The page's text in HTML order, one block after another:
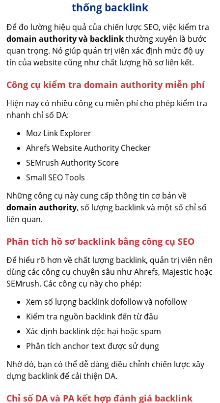
thống backlink
Để đo lường hiệu quả của chiến lược SEO, việc kiểm tra
domain authority và backlinkthường xuyên là bước
quan trọng. Nó giúp quản trị viên xác định mức độ uy
tín của website cũng như chất lượng hồ sơ liên kết.
Công cụ kiểm tra domain authority miễn phí
Hiện nay có nhiều công cụ miễn phí cho phép kiểm tra
nhanh chỉ số DA:
Moz Link Explorer
Ahrefs Website Authority Checker
SEMrush Authority Score
Small SEO Tools
Những công cụ này cung cấp thông tin cơ bản về
domain authority, số lượng backlink và một số chỉ số
liên quan.
Phân tích hồ sơ backlink bằng công cụ SEO
Để hiểu rõ hơn về chất lượng backlink, quản trị viên nên
dùng các công cụ chuyên sâu như Ahrefs, Majestic hoặc
SEMrush. Các công cụ này cho phép:
Xem số lượng backlink dofollow và nofollow
Kiểm tra nguồn backlink đến từ đâu
Xác định backlink độc hại hoặc spam
Phân tích anchor text được sử dụng
Nhờ đó, bạn có thể dễ dàng điều chỉnh chiến lược xây
dựng backlink để cải thiện DA.
Chỉ số DA và PA kết hợp đánh giá backlink